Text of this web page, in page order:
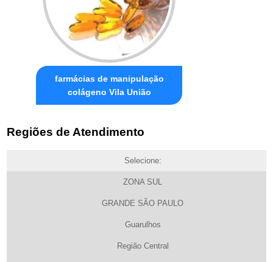
farmácias de manipulação
colágeno Vila União
Regiões de Atendimento
Selecione:
ZONA SUL
GRANDE SÃO PAULO
Guarulhos
Região Central